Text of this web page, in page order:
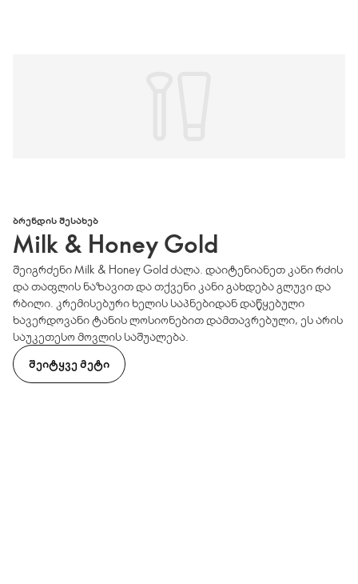
ᲑᲠᲔᲜᲓᲘᲡ ᲨᲔᲡᲐᲮᲔᲑ
Milk & Honey Gold
შეიგრძენი Milk & Honey Gold ძალა. დაიტენიანეთ კანი რძის
და თაფლის ნაზავით და თქვენი კანი გახდება გლუვი და
რბილი. კრემისებური ხელის საპნებიდან დაწყებული
ხავერდოვანი ტანის ლოსიონებით დამთავრებული, ეს არის
საუკეთესო მოვლის საშუალება.
ᲨᲔᲘᲢᲧᲕᲔ ᲛᲔᲢᲘ